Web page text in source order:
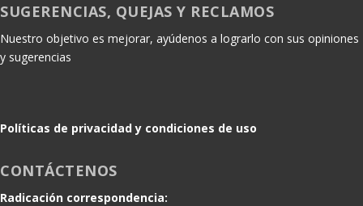
SUGERENCIAS, QUEJAS Y RECLAMOS
Nuestro objetivo es mejorar, ayúdenos a lograrlo con sus opiniones
y sugerencias
Políticas de privacidad y condiciones de uso
CONTÁCTENOS
Radicación correspondencia: